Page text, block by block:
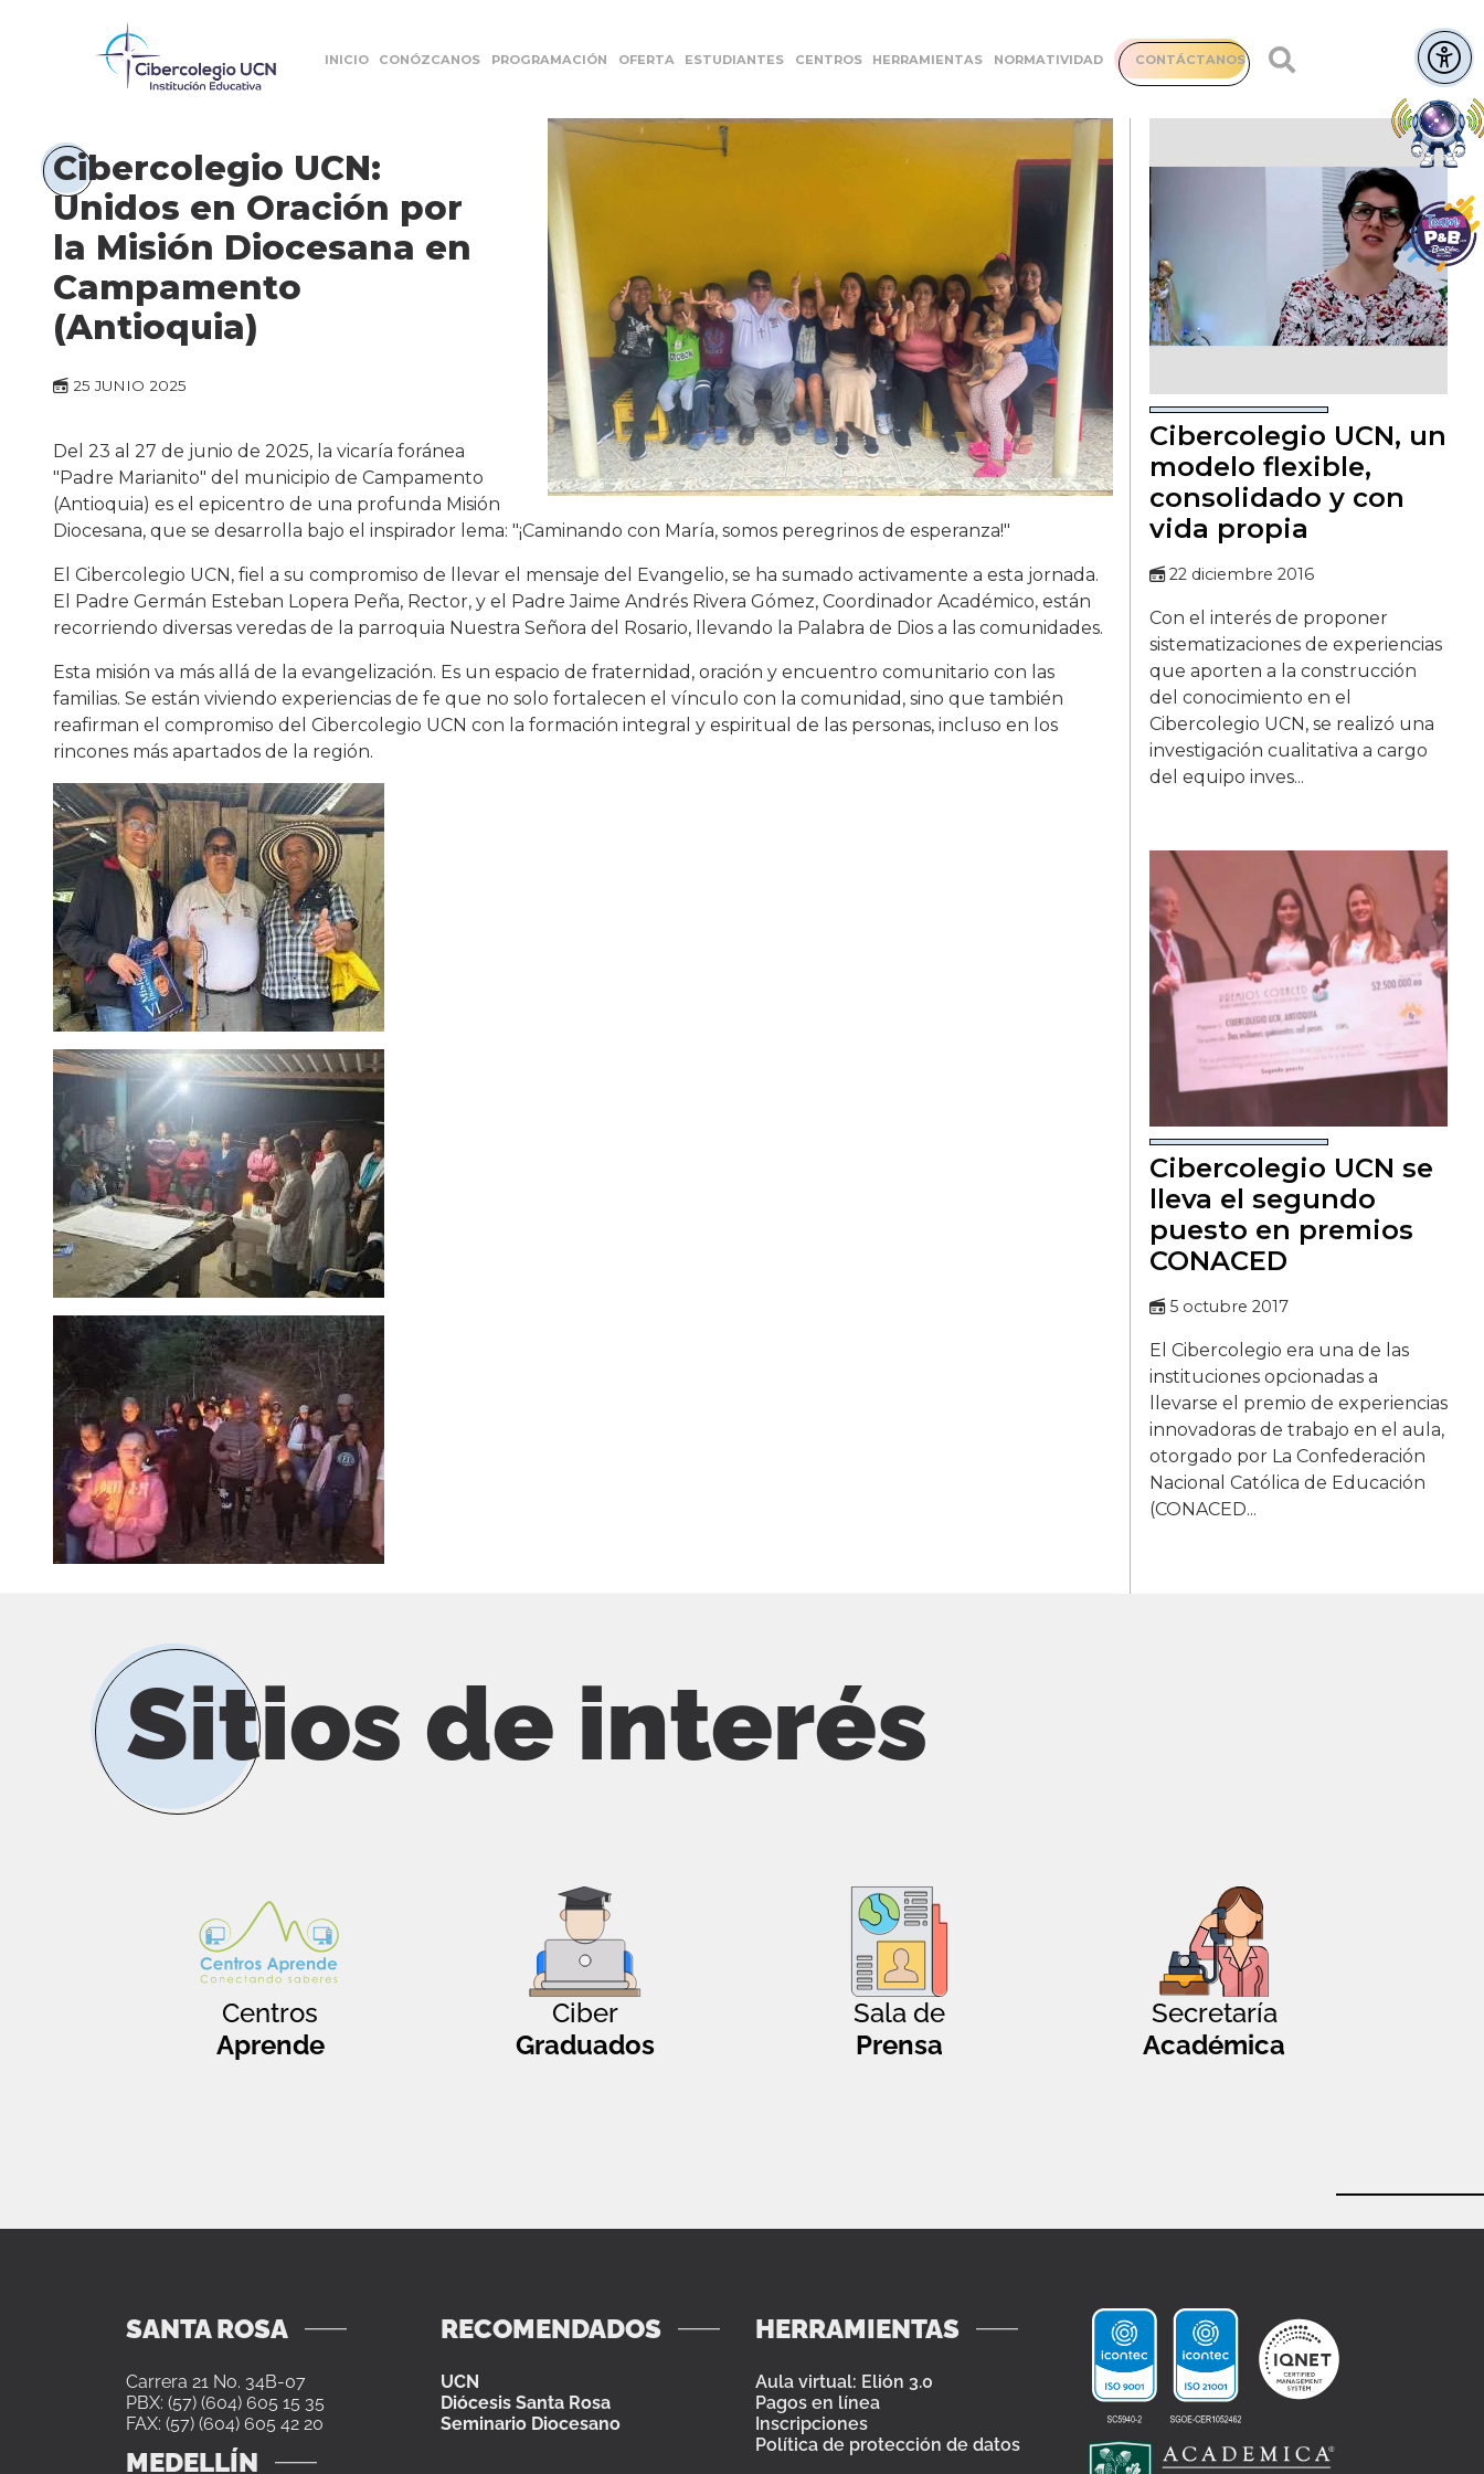
INICIO CONÓZCANOS PROGRAMACIÓN OFERTA ESTUDIANTES CENTROS HERRAMIENTAS NORMATIVIDAD CONTÁCTANOS
Cibercolegio UCN:
Unidos en Oración por
la Misión Diocesana en
Campamento
(Antioquia)
25 JUNIO 2025
Del 23 al 27 de junio de 2025, la vicaría foránea
"Padre Marianito" del municipio de Campamento
(Antioquia) es el epicentro de una profunda Misión
Diocesana, que se desarrolla bajo el inspirador lema: "¡Caminando con María, somos peregrinos de esperanza!"
El Cibercolegio UCN, fiel a su compromiso de llevar el mensaje del Evangelio, se ha sumado activamente a esta jornada.
El Padre Germán Esteban Lopera Peña, Rector, y el Padre Jaime Andrés Rivera Gómez, Coordinador Académico, están
recorriendo diversas veredas de la parroquia Nuestra Señora del Rosario, llevando la Palabra de Dios a las comunidades.
Esta misión va más allá de la evangelización. Es un espacio de fraternidad, oración y encuentro comunitario con las
familias. Se están viviendo experiencias de fe que no solo fortalecen el vínculo con la comunidad, sino que también
reafirman el compromiso del Cibercolegio UCN con la formación integral y espiritual de las personas, incluso en los
rincones más apartados de la región.
Cibercolegio UCN, un
modelo flexible,
consolidado y con
vida propia
22 diciembre 2016
Con el interés de proponer
sistematizaciones de experiencias
que aporten a la construcción
del conocimiento en el
Cibercolegio UCN, se realizó una
investigación cualitativa a cargo
del equipo inves...
Cibercolegio UCN se
lleva el segundo
puesto en premios
CONACED
5 octubre 2017
El Cibercolegio era una de las
instituciones opcionadas a
llevarse el premio de experiencias
innovadoras de trabajo en el aula,
otorgado por La Confederación
Nacional Católica de Educación
(CONACED...
Sitios de interés
Centros
Aprende
Ciber
Graduados
Sala de
Prensa
Secretaría
Académica
SANTA ROSA
Carrera 21 No. 34B-07
PBX: (57) (604) 605 15 35
FAX: (57) (604) 605 42 20
MEDELLÍN
RECOMENDADOS
UCN
Diócesis Santa Rosa
Seminario Diocesano
HERRAMIENTAS
Aula virtual: Elión 3.0
Pagos en línea
Inscripciones
Política de protección de datos